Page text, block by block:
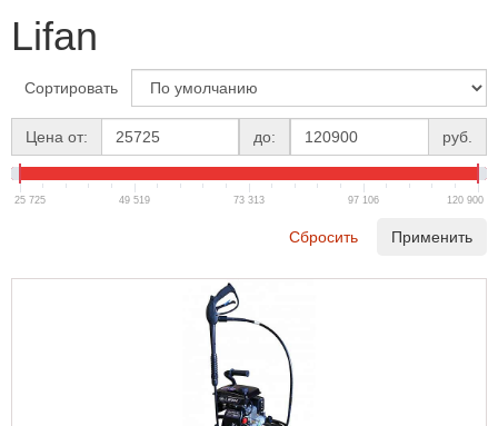
Lifan
Сортировать
Цена от: до: руб.
25 725 49 519 73 313 97 106 120 900
Сбросить Применить